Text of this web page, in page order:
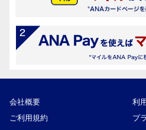
会社概要
利
ご利用規約
プ